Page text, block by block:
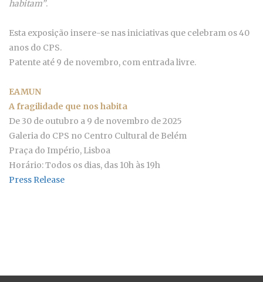
habitam”.
Esta exposição insere-se nas iniciativas que celebram os 40
anos do CPS.
Patente até 9 de novembro, com entrada livre.
EAMUN
A fragilidade que nos habita
De 30 de outubro a 9 de novembro de 2025
Galeria do CPS no Centro Cultural de Belém
Praça do Império, Lisboa
Horário: Todos os dias, das 10h às 19h
Press Release